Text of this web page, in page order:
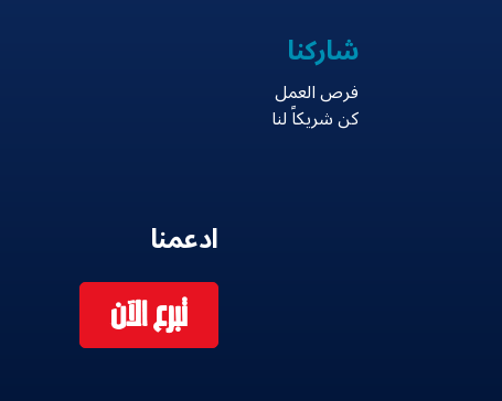
شاركنا
فرص العمل
كن شريكاً لنا
ادعمنا
تبرع الآن